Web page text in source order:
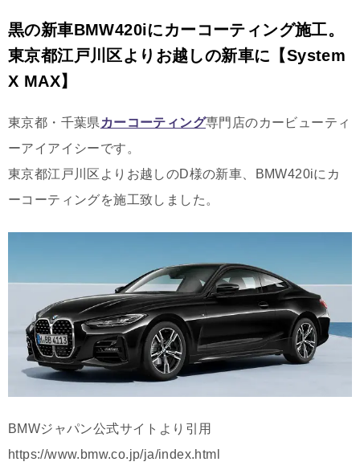
黒の新車BMW420iにカーコーティング施工。
東京都江戸川区よりお越しの新車に【System
X MAX】
東京都・千葉県 カーコーティング専門店のカービューティ
ーアイアイシーです。
東京都江戸川区よりお越しのD様の新車、BMW420iにカ
ーコーティングを施工致しました。
BMWジャパン公式サイトより引用
https://www.bmw.co.jp/ja/index.html